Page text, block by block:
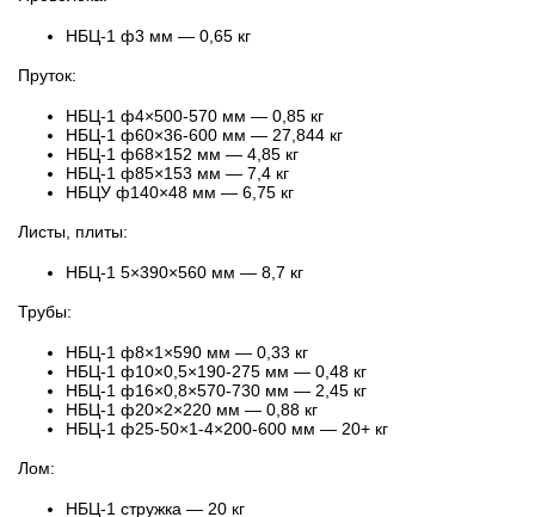
НБЦ-1 ф3 мм — 0,65 кг
Пруток:
НБЦ-1 ф4×500-570 мм — 0,85 кг
НБЦ-1 ф60×36-600 мм — 27,844 кг
НБЦ-1 ф68×152 мм — 4,85 кг
НБЦ-1 ф85×153 мм — 7,4 кг
НБЦУ ф140×48 мм — 6,75 кг
Листы, плиты:
НБЦ-1 5×390×560 мм — 8,7 кг
Трубы:
НБЦ-1 ф8×1×590 мм — 0,33 кг
НБЦ-1 ф10×0,5×190-275 мм — 0,48 кг
НБЦ-1 ф16×0,8×570-730 мм — 2,45 кг
НБЦ-1 ф20×2×220 мм — 0,88 кг
НБЦ-1 ф25-50×1-4×200-600 мм — 20+ кг
Лом:
НБЦ-1 стружка — 20 кг